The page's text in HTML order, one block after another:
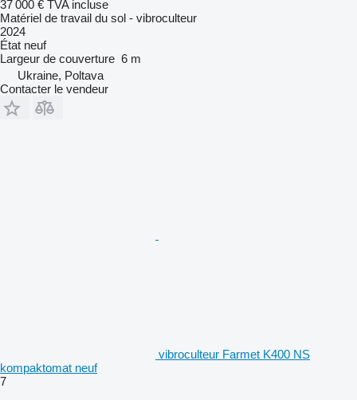
37 000 € TVA incluse
Matériel de travail du sol - vibroculteur
2024
État neuf
Largeur de couverture 6 m
Ukraine, Poltava
Contacter le vendeur
vibroculteur Farmet K400 NS
kompaktomat neuf
7